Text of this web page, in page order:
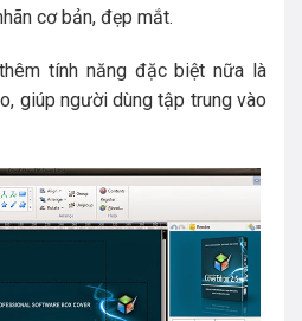
cơ bản, đẹp mắt.
tính năng đặc biệt nữa là
giúp người dùng tập trung vào